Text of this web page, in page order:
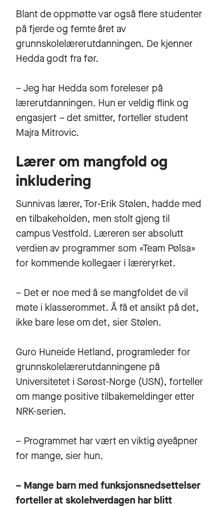
Blant de oppmøtte var også flere studenter
på fjerde og femte året av
grunnskolelærerutdanningen. De kjenner
Hedda godt fra før.
– Jeg har Hedda som foreleser på
lærerutdanningen. Hun er veldig flink og
engasjert – det smitter, forteller student
Majra Mitrovic.
Lærer om mangfold og
inkludering
Sunnivas lærer, Tor-Erik Stølen, hadde med
en tilbakeholden, men stolt gjeng til
campus Vestfold. Læreren ser absolutt
verdien av programmer som «Team Pølsa»
for kommende kollegaer i læreryrket.
– Det er noe med å se mangfoldet de vil
møte i klasserommet. Å få et ansikt på det,
ikke bare lese om det, sier Stølen.
Guro Huneide Hetland, programleder for
grunnskolelærerutdanningene på
Universitetet i Sørøst-Norge (USN), forteller
om mange positive tilbakemeldinger etter
NRK-serien.
– Programmet har vært en viktig øyeåpner
for mange, sier hun.
– Mange barn med funksjonsnedsettelser
forteller at skolehverdagen har blitt